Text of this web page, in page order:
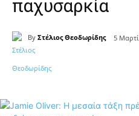
παχυσαρκία
By Στέλιος Θεοδωρίδης 5